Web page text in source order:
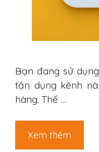
Bạn đang sử
tận dụng kênh
hàng. Thế …
Xem thêm